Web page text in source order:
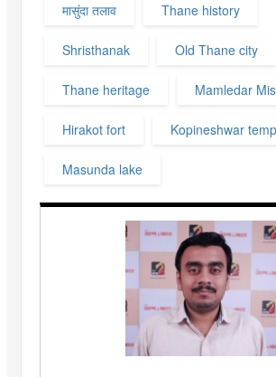
मासुंदा तलाव Thane history
Shristhanak Old Thane city
Thane heritage Mamledar
Hirakot fort Kopineshwar
Masunda lake